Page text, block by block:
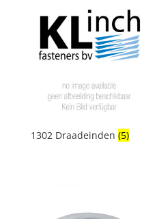
1302 Draadeinden (5)